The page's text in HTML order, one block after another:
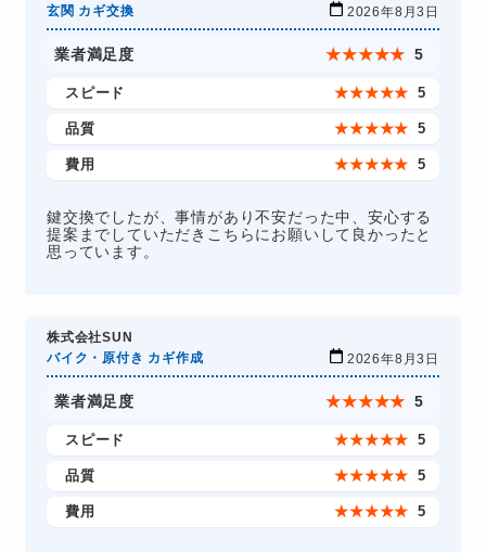
玄関 カギ交換
2026年8月3日
業者満足度 ★★★★★ 5
スピード ★★★★★ 5
品質 ★★★★★ 5
費用 ★★★★★ 5
鍵交換でしたが、事情があり不安だった中、安心する
提案までしていただきこちらにお願いして良かったと
思っています。
株式会社SUN
バイク・原付き カギ作成
2026年8月3日
業者満足度 ★★★★★ 5
スピード ★★★★★ 5
品質 ★★★★★ 5
費用 ★★★★★ 5